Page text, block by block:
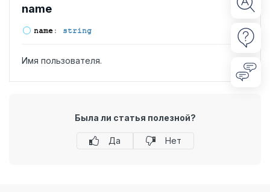
name
name: string
Имя пользователя.
Была ли статья полезной?
Да Нет